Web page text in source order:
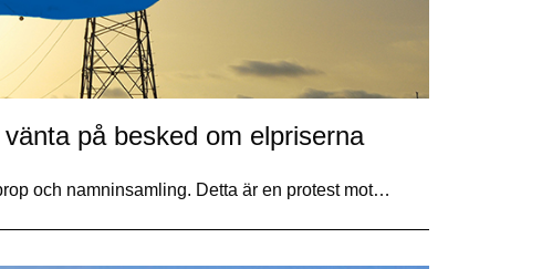
på besked om elpriserna
och namninsamling. Detta är en protest mot…